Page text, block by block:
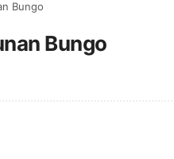
Bungo
Bungo